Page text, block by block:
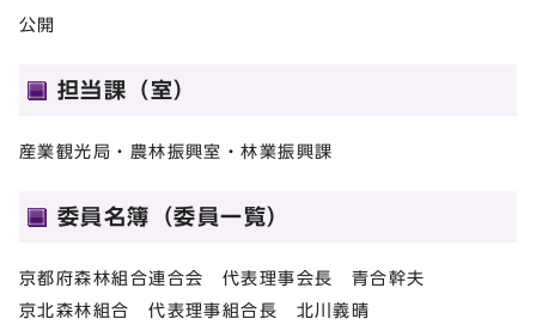
公開
担当課（室）
産業観光局・農林振興室・林業振興課
委員名簿（委員一覧）
京都府森林組合連合会 代表理事会長 青合幹夫
京北森林組合 代表理事組合長 北川義晴